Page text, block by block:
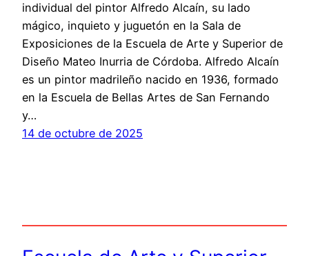
individual del pintor Alfredo Alcaín, su lado
mágico, inquieto y juguetón en la Sala de
Exposiciones de la Escuela de Arte y Superior de
Diseño Mateo Inurria de Córdoba. Alfredo Alcaín
es un pintor madrileño nacido en 1936, formado
en la Escuela de Bellas Artes de San Fernando
y…
14 de octubre de 2025